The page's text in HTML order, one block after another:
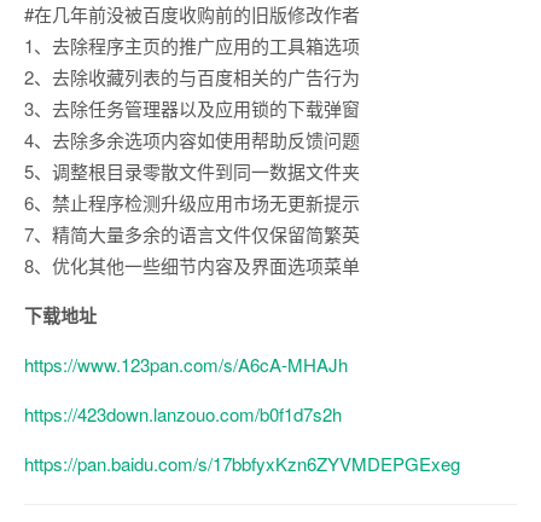
#在几年前没被百度收购前的旧版修改作者
1、去除程序主页的推广应用的工具箱选项
2、去除收藏列表的与百度相关的广告行为
3、去除任务管理器以及应用锁的下载弹窗
4、去除多余选项内容如使用帮助反馈问题
5、调整根目录零散文件到同一数据文件夹
6、禁止程序检测升级应用市场无更新提示
7、精简大量多余的语言文件仅保留简繁英
8、优化其他一些细节内容及界面选项菜单
下载地址
https://www.123pan.com/s/A6cA-MHAJh
https://423down.lanzouo.com/b0f1d7s2h
https://pan.baidu.com/s/17bbfyxKzn6ZYVMDEPGExeg